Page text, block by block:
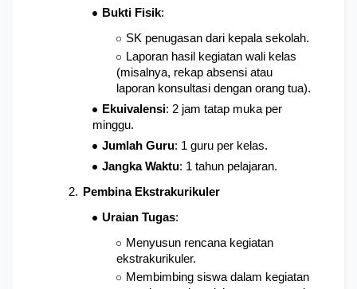
Bukti Fisik:
SK penugasan dari kepala sekolah.
Laporan hasil kegiatan wali kelas
(misalnya, rekap absensi atau
laporan konsultasi dengan orang tua).
Ekuivalensi: 2 jam tatap muka per
minggu.
Jumlah Guru: 1 guru per kelas.
Jangka Waktu: 1 tahun pelajaran.
Pembina Ekstrakurikuler
Uraian Tugas:
Menyusun rencana kegiatan
ekstrakurikuler.
Membimbing siswa dalam kegiatan